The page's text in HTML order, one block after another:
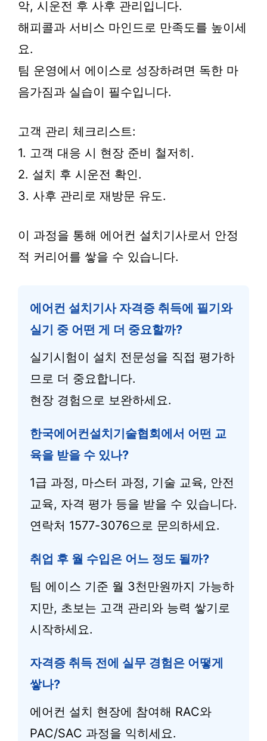
악, 시운전 후 사후 관리입니다.
해피콜과 서비스 마인드로 만족도를 높이세
요.
팀 운영에서 에이스로 성장하려면 독한 마
음가짐과 실습이 필수입니다.
고객 관리 체크리스트:
1. 고객 대응 시 현장 준비 철저히.
2. 설치 후 시운전 확인.
3. 사후 관리로 재방문 유도.
이 과정을 통해 에어컨 설치기사로서 안정
적 커리어를 쌓을 수 있습니다.
에어컨 설치기사 자격증 취득에 필기와
실기 중 어떤 게 더 중요할까?
실기시험이 설치 전문성을 직접 평가하
므로 더 중요합니다.
현장 경험으로 보완하세요.
한국에어컨설치기술협회에서 어떤 교
육을 받을 수 있나?
1급 과정, 마스터 과정, 기술 교육, 안전
교육, 자격 평가 등을 받을 수 있습니다.
연락처 1577-3076으로 문의하세요.
취업 후 월 수입은 어느 정도 될까?
팀 에이스 기준 월 3천만원까지 가능하
지만, 초보는 고객 관리와 능력 쌓기로
시작하세요.
자격증 취득 전에 실무 경험은 어떻게
쌓나?
에어컨 설치 현장에 참여해 RAC와
PAC/SAC 과정을 익히세요.